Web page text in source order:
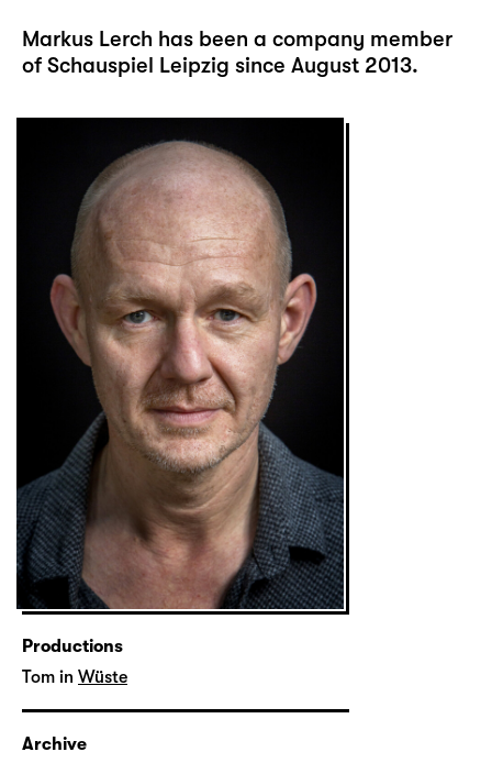
Markus Lerch has been a company member
of Schauspiel Leipzig since August 2013.
Productions
Tom in Wüste
Archive